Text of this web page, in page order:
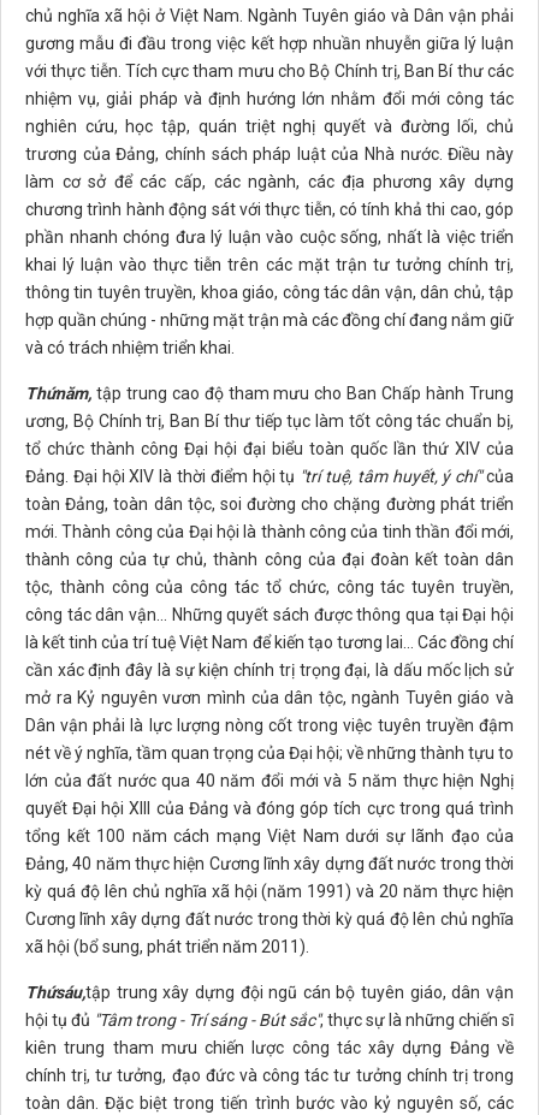
chủ nghĩa xã hội ở Việt Nam. Ngành Tuyên giáo và Dân vận phải
gương mẫu đi đầu trong việc kết hợp nhuần nhuyễn giữa lý luận
với thực tiễn. Tích cực tham mưu cho Bộ Chính trị, Ban Bí thư các
nhiệm vụ, giải pháp và định hướng lớn nhằm đổi mới công tác
nghiên cứu, học tập, quán triệt nghị quyết và đường lối, chủ
trương của Đảng, chính sách pháp luật của Nhà nước. Điều này
làm cơ sở để các cấp, các ngành, các địa phương xây dựng
chương trình hành động sát với thực tiễn, có tính khả thi cao, góp
phần nhanh chóng đưa lý luận vào cuộc sống, nhất là việc triển
khai lý luận vào thực tiễn trên các mặt trận tư tưởng chính trị,
thông tin tuyên truyền, khoa giáo, công tác dân vận, dân chủ, tập
hợp quần chúng - những mặt trận mà các đồng chí đang nắm giữ
và có trách nhiệm triển khai.
Thứnăm, tập trung cao độ tham mưu cho Ban Chấp hành Trung
ương, Bộ Chính trị, Ban Bí thư tiếp tục làm tốt công tác chuẩn bị,
tổ chức thành công Đại hội đại biểu toàn quốc lần thứ XIV của
Đảng. Đại hội XIV là thời điểm hội tụ "trí tuệ, tâm huyết,ý chí"của
toàn Đảng, toàn dân tộc, soi đường cho chặng đường phát triển
mới. Thành công của Đại hội là thành công của tinh thần đổi mới,
thành công của tự chủ, thành công của đại đoàn kết toàn dân
tộc, thành công của công tác tổ chức, công tác tuyên truyền,
công tác dân vận... Những quyết sách được thông qua tại Đại hội
là kết tinh của trí tuệ Việt Nam để kiến tạo tương lai... Các đồng chí
cần xác định đây là sự kiện chính trị trọng đại, là dấu mốc lịch sử
mở ra Kỷ nguyên vươn mình của dân tộc, ngành Tuyên giáo và
Dân vận phải là lực lượng nòng cốt trong việc tuyên truyền đậm
nét về ý nghĩa, tầm quan trọng của Đại hội; về những thành tựu to
lớn của đất nước qua 40 năm đổi mới và 5 năm thực hiện Nghị
quyết Đại hội XIII của Đảng và đóng góp tích cực trong quá trình
tổng kết 100 năm cách mạng Việt Nam dưới sự lãnh đạo của
Đảng, 40 năm thực hiện Cương lĩnh xây dựng đất nước trong thời
kỳ quá độ lên chủ nghĩa xã hội (năm 1991) và 20 năm thực hiện
Cương lĩnh xây dựng đất nước trong thời kỳ quá độ lên chủ nghĩa
xã hội (bổ sung, phát triển năm 2011).
Thứsáu,tập trung xây dựng đội ngũ cán bộ tuyên giáo, dân vận
hội tụ đủ "Tâm trong - Trí sáng - Bút sắc", thực sự là những chiến sĩ
kiên trung tham mưu chiến lược công tác xây dựng Đảng về
chính trị, tư tưởng, đạo đức và công tác tư tưởng chính trị trong
toàn dân. Đặc biệt trong tiến trình bước vào kỷ nguyên số, các